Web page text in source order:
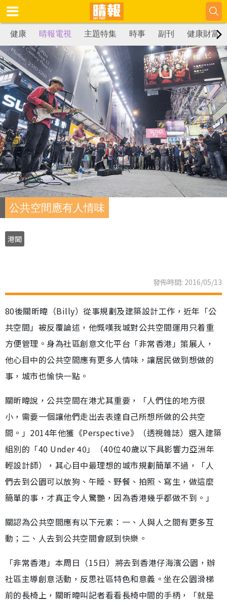
健康 晴報電視 主題特集 時事 副刊 健康財富
公共空間應有人情味
港聞
發佈時間: 2016/05/13
80後關昕暐（Billy）從事規劃及建築設計工作，近年「公
共空間」被反覆論述，他慨嘆我城對公共空間運用只着重
方便管理。身為社區創意文化平台「非常香港」策展人，
他心目中的公共空間應有更多人情味，讓居民做到想做的
事，城市也愉快一點。
關昕暐說，公共空間在港尤其重要，「人們住的地方很
小，需要一個讓他們走出去表達自己所想所做的公共空
間。」2014年他獲《Perspective》（透視雜誌）選入建築
組別的「40 Under 40」（40位40歲以下具影響力亞洲年
輕設計師），其心目中最理想的城市規劃簡單不過，「人
們去到公園可以放狗、午睡、野餐、拍照、寫生，做這麼
簡單的事，才真正令人驚艷，因為香港幾乎都做不到。」
關認為公共空間應有以下元素：一、人與人之間有更多互
動；二、人去到公共空間會感到快樂。
「非常香港」本周日（15日）將去到香港仔海濱公園，辦
社區主導創意活動，反思社區特色和意義。坐在公園滑梯
前的長椅上，關昕暐叫記者看看長椅中間的手柄，「就是